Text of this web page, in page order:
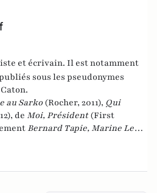
et écrivain. Il est notamment
sous les pseudonymes
au Sarko(Rocher, 2011), Qui
de Moi, Président(First
Bernard Tapie, Marine Le
d'une implosion